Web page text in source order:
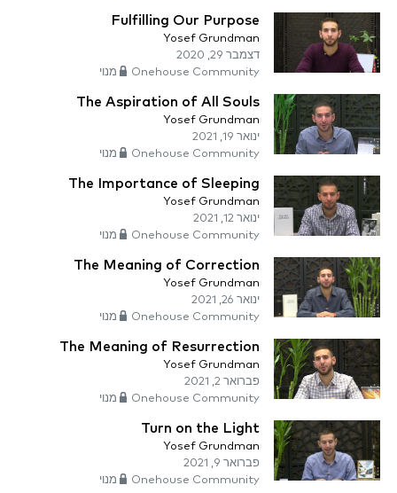
Fulfilling Our Purpose
Yosef Grundman
דצמבר 29, 2020
Onehouse Community מנוי
The Aspiration of All Souls
Yosef Grundman
ינואר 19, 2021
Onehouse Community מנוי
The Importance of Sleeping
Yosef Grundman
ינואר 12, 2021
Onehouse Community מנוי
The Meaning of Correction
Yosef Grundman
ינואר 26, 2021
Onehouse Community מנוי
The Meaning of Resurrection
Yosef Grundman
פברואר 2, 2021
Onehouse Community מנוי
Turn on the Light
Yosef Grundman
פברואר 9, 2021
Onehouse Community מנוי